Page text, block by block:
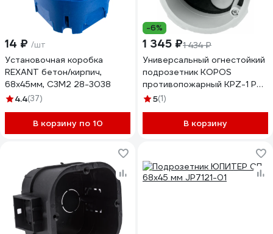
14 ₽ /шт
Установочная коробка
REXANT бетон/кирпич,
68х45мм, С3М2 28-3038
4.4(37)
В корзину по 10
-6%
1 345 ₽1 434 ₽
Универсальный огнестойкий
подрозетник KOPOS
противопожарный KPZ-1 PO
D68х45 KPZ-1_PO
5(1)
В корзину